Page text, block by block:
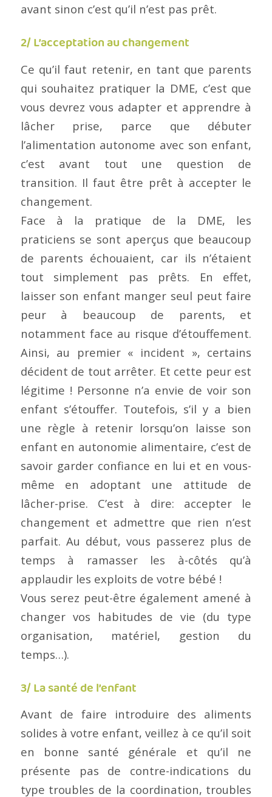
avant sinon c’est qu’il n’est pas prêt.
2/ L’acceptation au changement
Ce qu’il faut retenir, en tant que parents
qui souhaitez pratiquer la DME, c’est que
vous devrez vous adapter et apprendre à
lâcher prise, parce que débuter
l’alimentation autonome avec son enfant,
c’est avant tout une question de
transition. Il faut être prêt à accepter le
changement.
Face à la pratique de la DME, les
praticiens se sont aperçus que beaucoup
de parents échouaient, car ils n’étaient
tout simplement pas prêts. En effet,
laisser son enfant manger seul peut faire
peur à beaucoup de parents, et
notamment face au risque d’étouffement.
Ainsi, au premier « incident », certains
décident de tout arrêter. Et cette peur est
légitime ! Personne n’a envie de voir son
enfant s’étouffer. Toutefois, s’il y a bien
une règle à retenir lorsqu’on laisse son
enfant en autonomie alimentaire, c’est de
savoir garder confiance en lui et en vous-
même en adoptant une attitude de
lâcher-prise. C’est à dire: accepter le
changement et admettre que rien n’est
parfait. Au début, vous passerez plus de
temps à ramasser les à-côtés qu’à
applaudir les exploits de votre bébé !
Vous serez peut-être également amené à
changer vos habitudes de vie (du type
organisation, matériel, gestion du
temps…).
3/ La santé de l’enfant
Avant de faire introduire des aliments
solides à votre enfant, veillez à ce qu’il soit
en bonne santé générale et qu’il ne
présente pas de contre-indications du
type troubles de la coordination, troubles